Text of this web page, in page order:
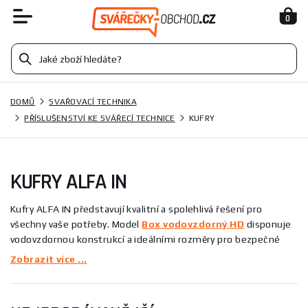
0
DOMŮ
SVAŘOVACÍ TECHNIKA
PŘÍSLUŠENSTVÍ KE SVÁŘECÍ TECHNICE
KUFRY
KUFRY ALFA IN
Kufry ALFA IN představují kvalitní a spolehlivá řešení pro
všechny vaše potřeby. Model Box vodovzdorný HD disponuje
vodovzdornou konstrukcí a ideálními rozměry pro bezpečné
uskladnění vašich věcí. Kromě toho,
používání. Tyto produkty se vyznačují vysokou odolností a
Zobrazit více ...